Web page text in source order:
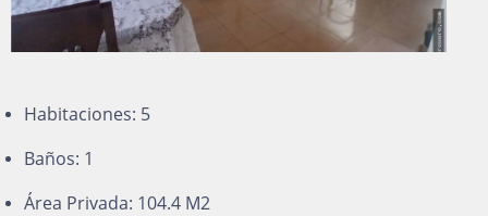
Habitaciones: 5
Baños: 1
Área Privada: 104.4 M2